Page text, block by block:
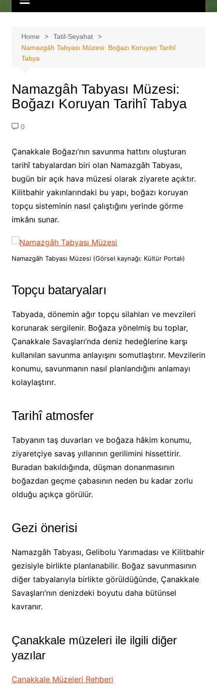
Home
Tatil-Seyahat
Namazgâh Tabyası Müzesi: Boğazı Koruyan Tarihî
Tabya
Namazgâh Tabyası Müzesi:
Boğazı Koruyan Tarihî Tabya
0
Çanakkale Boğazı’nın savunma hattını oluşturan
tarihî tabyalardan biri olan Namazgâh Tabyası,
bugün bir açık hava müzesi olarak ziyarete açıktır.
Kilitbahir yakınlarındaki bu yapı, boğazı koruyan
topçu sisteminin nasıl çalıştığını yerinde görme
imkânı sunar.
Namazgâh Tabyası Müzesi (Görsel kaynağı: Kültür Portalı)
Topçu bataryaları
Tabyada, dönemin ağır topçu silahları ve mevzileri
korunarak sergilenir. Boğaza yönelmiş bu toplar,
Çanakkale Savaşları’nda deniz hedeğlerine karşı
kullanılan savunma anlayışını somutlaştırır. Mevzilerin
konumu, savunmanın nasıl planlandığını anlamayı
kolaylaştırır.
Tarihî atmosfer
Tabyanın taş duvarları ve boğaza hâkim konumu,
ziyaretçiye savaş yıllarının gerilimini hissettirir.
Buradan bakıldığında, düşman donanmasının
boğazdan geçme çabasının neden bu kadar zorlu
olduğu açıkça görülür.
Gezi önerisi
Namazgâh Tabyası, Gelibolu Yarımadası ve Kilitbahir
gezisiyle birlikte planlanabilir. Boğaz savunmasının
diğer tabyalarıyla birlikte görüldüğünde, Çanakkale
Savaşları’nın denizdeki boyutu daha bütünsel
kavranır.
Çanakkale müzeleri ile ilgili diğer
yazılar
Çanakkale Müzeleri Rehberi